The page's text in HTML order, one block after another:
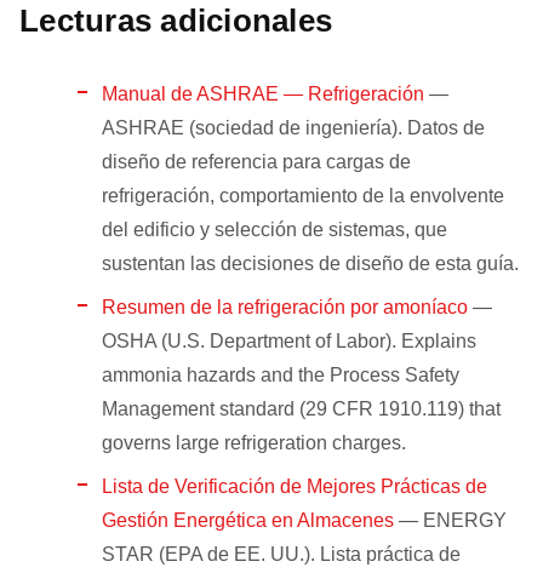
Lecturas adicionales
Manual de ASHRAE — Refrigeración —
ASHRAE (sociedad de ingeniería). Datos de
diseño de referencia para cargas de
refrigeración, comportamiento de la envolvente
del edificio y selección de sistemas, que
sustentan las decisiones de diseño de esta guía.
Resumen de la refrigeración por amoníaco —
OSHA (U.S. Department of Labor). Explains
ammonia hazards and the Process Safety
Management standard (29 CFR 1910.119) that
governs large refrigeration charges.
Lista de Verificación de Mejores Prácticas de
Gestión Energética en Almacenes — ENERGY
STAR (EPA de EE. UU.). Lista práctica de